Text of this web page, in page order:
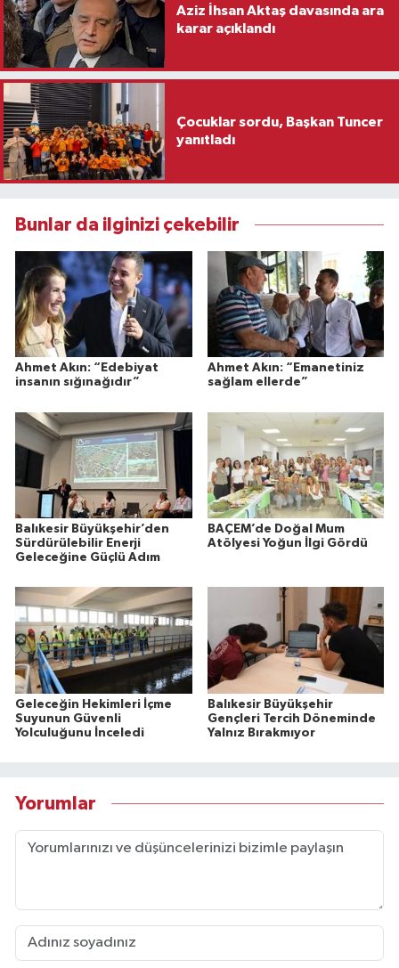
Aziz İhsan Aktaş davasında ara
karar açıklandı
Çocuklar sordu, Başkan Tuncer
yanıtladı
Bunlar da ilginizi çekebilir
Ahmet Akın: “Edebiyat
insanın sığınağıdır”
Ahmet Akın: “Emanetiniz
sağlam ellerde”
Balıkesir Büyükşehir’den
Sürdürülebilir Enerji
Geleceğine Güçlü Adım
BAÇEM’de Doğal Mum
Atölyesi Yoğun İlgi Gördü
Geleceğin Hekimleri İçme
Suyunun Güvenli
Yolculuğunu İnceledi
Balıkesir Büyükşehir
Gençleri Tercih Döneminde
Yalnız Bırakmıyor
Yorumlar